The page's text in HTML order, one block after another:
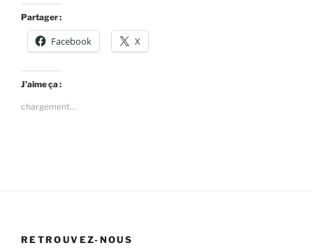
Partager :
Facebook X
J’aime ça :
chargement…
RETROUVEZ-NOUS